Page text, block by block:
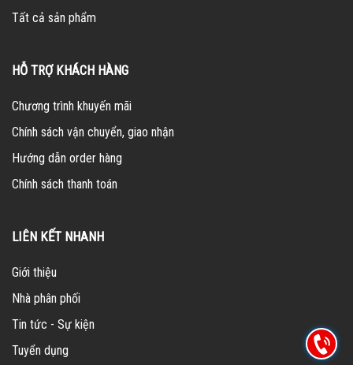
Tất cả sản phẩm
HỖ TRỢ KHÁCH HÀNG
Chương trình khuyến mãi
Chính sách vận chuyển, giao nhận
Hướng dẫn order hàng
Chính sách thanh toán
LIÊN KẾT NHANH
Giới thiệu
Nhà phân phối
Tin tức - Sự kiện
Tuyển dụng